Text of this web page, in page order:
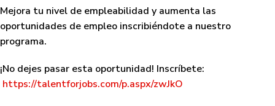
Mejora tu nivel de empleabilidad y aumenta las
oportunidades de empleo inscribiéndote a nuestro
programa.
¡No dejes pasar esta oportunidad! Inscríbete:
https://talentforjobs.com/p.aspx/zwJkO